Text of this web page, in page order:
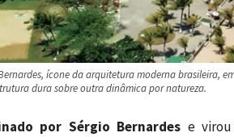
ícone da arquitetura moderna brasileira,
dura sobre outra dinâmica por natureza.
por Sérgio Bernardes e